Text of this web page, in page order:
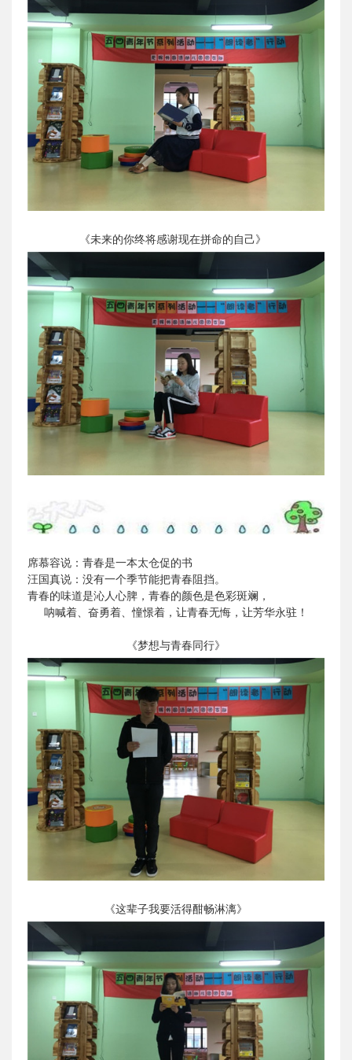
《未来的你终将感谢现在拼命的自己》
席慕容说：青春是一本太仓促的书
汪国真说：没有一个季节能把青春阻挡。
青春的味道是沁人心脾，青春的颜色是色彩斑斓，
呐喊着、奋勇着、憧憬着，让青春无悔，让芳华永驻！
《梦想与青春同行》
《这辈子我要活得酣畅淋漓》